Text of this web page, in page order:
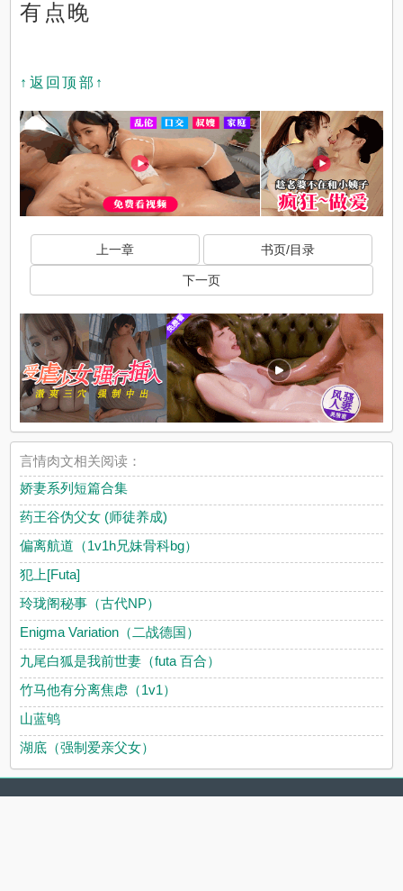
有点晚
↑返回顶部↑
上一章 书页/目录
下一页
言情肉文相关阅读：
娇妻系列短篇合集
药王谷伪父女 (师徒养成)
偏离航道（1v1h兄妹骨科bg）
犯上[Futa]
玲珑阁秘事（古代NP）
Enigma Variation（二战德国）
九尾白狐是我前世妻（futa 百合）
竹马他有分离焦虑（1v1）
山蓝鸲
湖底（强制爱亲父女）